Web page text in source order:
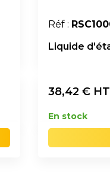
Réf :
Liquide
38,42 €
En stock